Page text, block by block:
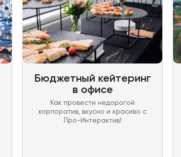
Бюджетный кейтеринг
в офисе
Как провести недорогой
корпоратив, вкусно и красиво с
Про-Интерактив!